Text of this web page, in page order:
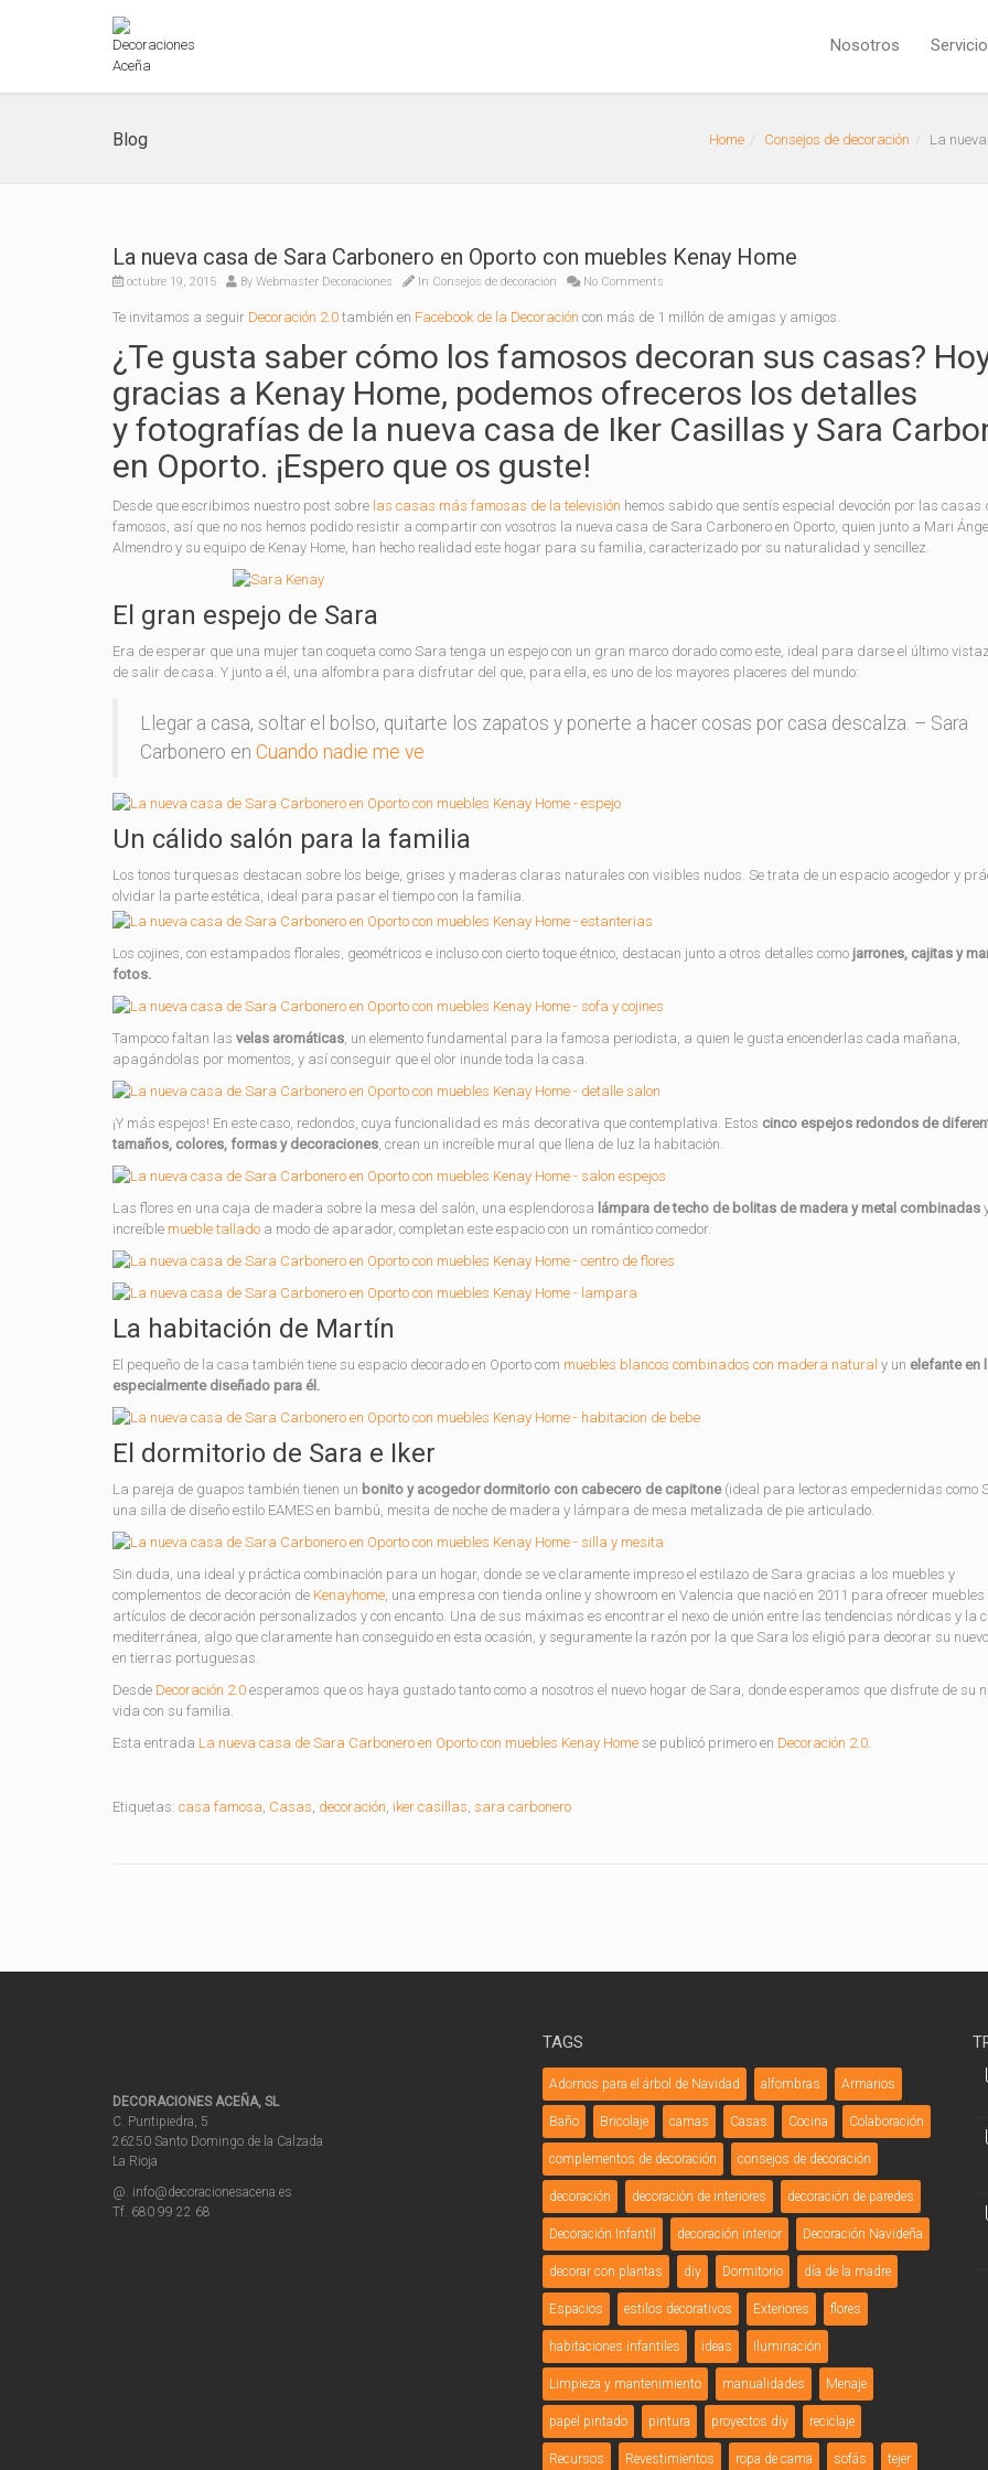
Nosotros
Blog Home Consejos de decoración La
La nueva casa de Sara Carbonero en Oporto con muebles Kenay Home
octubre 19, 2015 By Webmaster Decoraciones In Consejos de decoración No Comments
Te invitamos a seguir Decoración 2.0 también en Facebook de la Decoración con más de 1 millón de amigas y amigos.
¿Te gusta saber cómo los famosos decoran sus casas?
gracias a Kenay Home, podemos ofreceros los detalles
y fotografías de la nueva casa de Iker Casillas y Sara
en Oporto. ¡Espero que os guste!
Desde que escribimos nuestro post sobre las casas más famosas de la televisión hemos sabido que sentís especial devoción por las casas
famosos, así que no nos hemos podido resistir a compartir con vosotros la nueva casa de Sara Carbonero en Oporto, quien junto a Mari
Almendro y su equipo de Kenay Home, han hecho realidad este hogar para su familia, caracterizado por su naturalidad y sencillez.
El gran espejo de Sara
Era de esperar que una mujer tan coqueta como Sara tenga un espejo con un gran marco dorado como este, ideal para darse el último
de salir de casa. Y junto a él, una alfombra para disfrutar del que, para ella, es uno de los mayores placeres del mundo:
Llegar a casa, soltar el bolso, quitarte los zapatos y ponerte a hacer cosas por casa descalza. – Sara
Carbonero en Cuando nadie me ve
Un cálido salón para la familia
Los tonos turquesas destacan sobre los beige, grises y maderas claras naturales con visibles nudos. Se trata de un espacio acogedor y
olvidar la parte estética, ideal para pasar el tiempo con la familia.
Los cojines, con estampados florales, geométricos e incluso con cierto toque étnico, destacan junto a otros detalles como jarrones, cajitas y
fotos.
Tampoco faltan las velas aromáticas, un elemento fundamental para la famosa periodista, a quien le gusta encenderlas cada mañana,
apagándolas por momentos, y así conseguir que el olor inunde toda la casa.
¡Y más espejos! En este caso, redondos, cuya funcionalidad es más decorativa que contemplativa. Estos cinco espejos redondos de
tamaños, colores, formas y decoraciones, crean un increíble mural que llena de luz la habitación.
Las flores en una caja de madera sobre la mesa del salón, una esplendorosa lámpara de techo de bolitas de madera y metal combinadas
increíble mueble tallado a modo de aparador, completan este espacio con un romántico comedor.
La habitación de Martín
El pequeño de la casa también tiene su espacio decorado en Oporto com muebles blancos combinados con madera natural y un elefante en
especialmente diseñado para él.
El dormitorio de Sara e Iker
La pareja de guapos también tienen un bonito y acogedor dormitorio con cabecero de capitone(ideal para lectoras empedernidas como
una silla de diseño estilo EAMES en bambú, mesita de noche de madera y lámpara de mesa metalizada de pie articulado.
Sin duda, una ideal y práctica combinación para un hogar, donde se ve claramente impreso el estilazo de Sara gracias a los muebles y
complementos de decoración de Kenayhome, una empresa con tienda online y showroom en Valencia que nació en 2011 para ofrecer muebles
artículos de decoración personalizados y con encanto. Una de sus máximas es encontrar el nexo de unión entre las tendencias nórdicas y la
mediterránea, algo que claramente han conseguido en esta ocasión, y seguramente la razón por la que Sara los eligió para decorar su
en tierras portuguesas.
Desde Decoración 2.0 esperamos que os haya gustado tanto como a nosotros el nuevo hogar de Sara, donde esperamos que disfrute de su
vida con su familia.
Esta entrada La nueva casa de Sara Carbonero en Oporto con muebles Kenay Home se publicó primero en Decoración 2.0.
Etiquetas: casa famosa, Casas, decoración, iker casillas, sara carbonero
DECORACIONES ACEÑA, SL
C. Puntipiedra, 5
26250 Santo Domingo de la Calzada
La Rioja
@. info@decoracionesacena.es
Tf. 680 99 22 68
TAGS
Adornos para el árbol de Navidad alfombras Armarios
Baño Bricolaje camas Casas Cocina Colaboración
complementos de decoración consejos de decoración
decoración decoración de interiores decoración de paredes
Decoración Infantil decoración interior Decoración Navideña
decorar con plantas diy Dormitorio día de la madre
Espacios estilos decorativos Exteriores flores
habitaciones infantiles ideas Iluminación
Limpieza y mantenimiento manualidades Menaje
papel pintado pintura proyectos diy reciclaje
Recursos Revestimientos ropa de cama sofás tejer